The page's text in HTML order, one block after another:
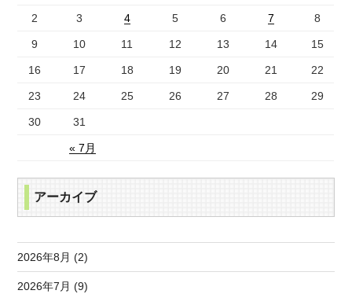
« 7月
2 3 4 5 6 7 8
9 10 11 12 13 14 15
16 17 18 19 20 21 22
23 24 25 26 27 28 29
30 31
アーカイブ
2026年8月 (2)
2026年7月 (9)